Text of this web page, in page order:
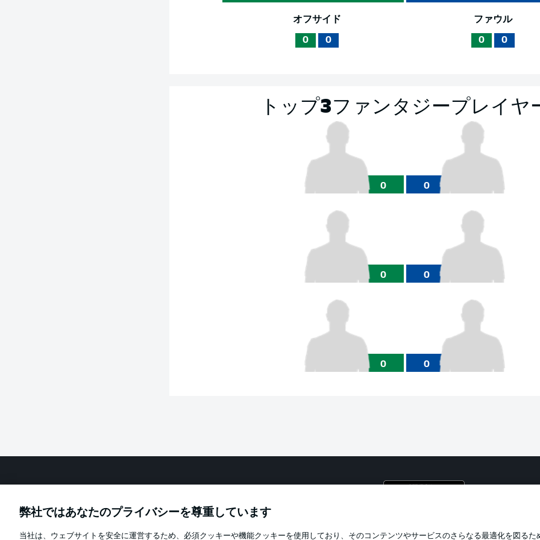
オフサイド
0 0
ファウル
0 0
トップ3ファンタジープレイヤ
0 0
0 0
0 0
Football as it's meant to be
弊社ではあなたのプライバシーを尊重しています
当社は、ウェブサイトを安全に運営するため、必須クッキーや機能クッキーを使用しており、そのコンテンツやサービスのさらなる最適化を図るた